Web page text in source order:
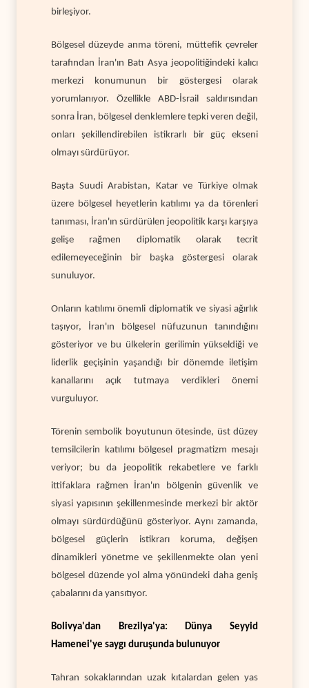
birleşiyor.
Bölgesel düzeyde anma töreni, müttefik çevreler
tarafından İran'ın Batı Asya jeopolitiğindeki kalıcı
merkezi konumunun bir göstergesi olarak
yorumlanıyor. Özellikle ABD-İsrail saldırısından
sonra İran, bölgesel denklemlere tepki veren değil,
onları şekillendirebilen istikrarlı bir güç ekseni
olmayı sürdürüyor.
Başta Suudi Arabistan, Katar ve Türkiye olmak
üzere bölgesel heyetlerin katılımı ya da törenleri
tanıması, İran'ın sürdürülen jeopolitik karşı karşıya
gelişe rağmen diplomatik olarak tecrit
edilemeyeceğinin bir başka göstergesi olarak
sunuluyor.
Onların katılımı önemli diplomatik ve siyasi ağırlık
taşıyor, İran'ın bölgesel nüfuzunun tanındığını
gösteriyor ve bu ülkelerin gerilimin yükseldiği ve
liderlik geçişinin yaşandığı bir dönemde iletişim
kanallarını açık tutmaya verdikleri önemi
vurguluyor.
Törenin sembolik boyutunun ötesinde, üst düzey
temsilcilerin katılımı bölgesel pragmatizm mesajı
veriyor; bu da jeopolitik rekabetlere ve farklı
ittifaklara rağmen İran'ın bölgenin güvenlik ve
siyasi yapısının şekillenmesinde merkezi bir aktör
olmayı sürdürdüğünü gösteriyor. Aynı zamanda,
bölgesel güçlerin istikrarı koruma, değişen
dinamikleri yönetme ve şekillenmekte olan yeni
bölgesel düzende yol alma yönündeki daha geniş
çabalarını da yansıtıyor.
Bolivya'dan Brezilya'ya: Dünya Seyyid
Hamenei'ye saygı duruşunda bulunuyor
Tahran sokaklarından uzak kıtalardan gelen yas